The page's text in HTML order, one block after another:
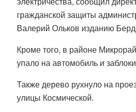
гражданской защиты
Валерий Ольков изданию
Кроме того, в районе
упало на автомобиль и
Также дерево рухнуло на
улицы Космической.